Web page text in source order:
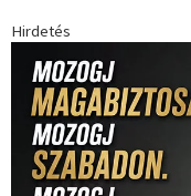
Hirdetés